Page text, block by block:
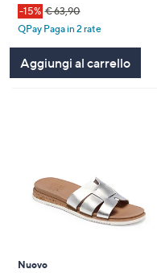
-15% € 63,90
QPay Paga in 2 rate
Aggiungi al carrello
Nuovo